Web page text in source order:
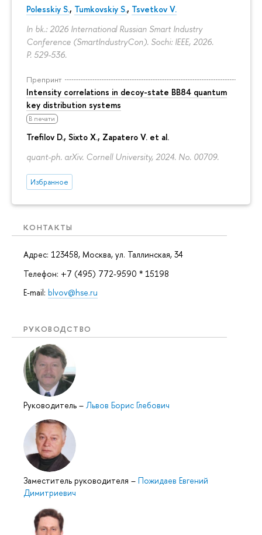
Polesskiy S., Tumkovskiy S., Tsvetkov V.
In bk.: 2026 International Russian Smart Industry
Conference (SmartIndustryCon). Sochi: IEEE, 2026.
P. 529-536.
Препринт
Intensity correlations in decoy-state BB84 quantum
key distribution systems
В печати
Trefilov D., Sixto X., Zapatero V. et al.
quant-ph. arXiv. Cornell University, 2024. No. 00709.
Избранное
КОНТАКТЫ
Адрес: 123458, Москва, ул. Таллинская, 34
Телефон: +7 (495) 772-9590 * 15198
E-mail: blvov@hse.ru
РУКОВОДСТВО
Руководитель – Львов Борис Глебович
Заместитель руководителя – Пожидаев Евгений
Димитриевич